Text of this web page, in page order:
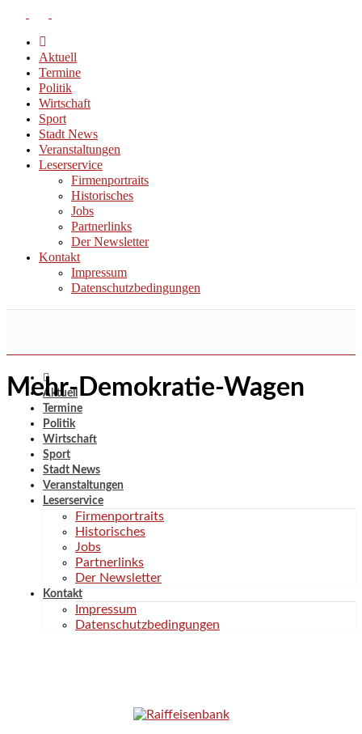
Aktuell
Termine
Politik
Wirtschaft
Sport
Stadt News
Veranstaltungen
Leserservice
Firmenportraits
Historisches
Jobs
Partnerlinks
Der Newsletter
Kontakt
Impressum
Datenschutzbedingungen
Aktuell
Termine
Politik
Wirtschaft
Sport
Stadt News
Veranstaltungen
Leserservice
Firmenportraits
Historisches
Jobs
Partnerlinks
Der Newsletter
Kontakt
Impressum
Datenschutzbedingungen
Mehr-Demokratie-Wagen